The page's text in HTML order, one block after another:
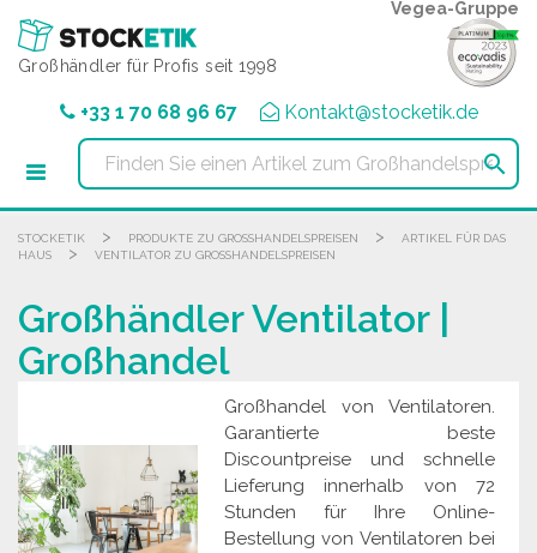
Großhändler für Profis seit 1998
Vegea-Gruppe
+33 1 70 68 96 67 Kontakt@stocketik.de

STOCKETIK > PRODUKTE ZU GROSSHANDELSPREISEN >
ARTIKEL FÜR DAS
HAUS
> VENTILATOR ZU GROSSHANDELSPREISEN
Großhändler Ventilator |
Großhandel
Großhandel von Ventilatoren.
Garantierte beste
Discountpreise und schnelle
Lieferung innerhalb von 72
Stunden für Ihre Online-
Bestellung von Ventilatoren bei